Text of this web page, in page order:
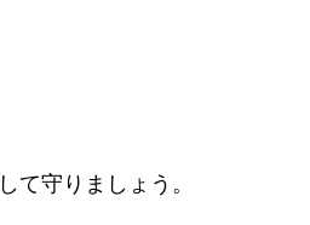
て守りましょう。